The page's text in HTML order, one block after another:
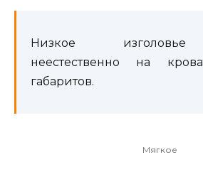
Низкое
неестественно на
габаритов.
Мягкое